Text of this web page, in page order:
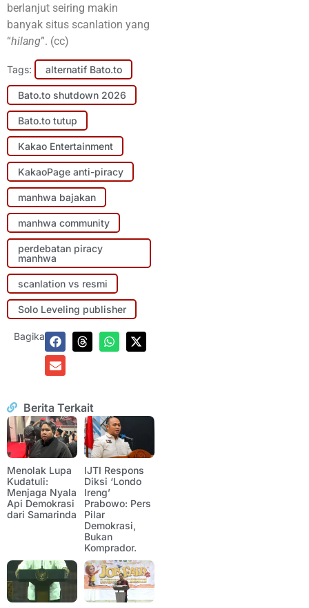
berlanjut seiring makin
banyak situs scanlation yang
“hilang”. (cc)
Tags: alternatif Bato.to
Bato.to shutdown 2026
Bato.to tutup
Kakao Entertainment
KakaoPage anti-piracy
manhwa bajakan
manhwa community
perdebatan piracy
manhwa
scanlation vs resmi
Solo Leveling publisher
Bagikan:
Berita Terkait
Menolak Lupa
Kudatuli:
Menjaga Nyala
Api Demokrasi
dari Samarinda
IJTI Respons
Diksi ‘Londo
Ireng’
Prabowo: Pers
Pilar
Demokrasi,
Bukan
Komprador.